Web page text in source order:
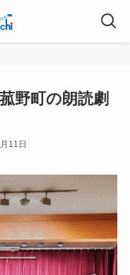
野町の朗読劇
11日